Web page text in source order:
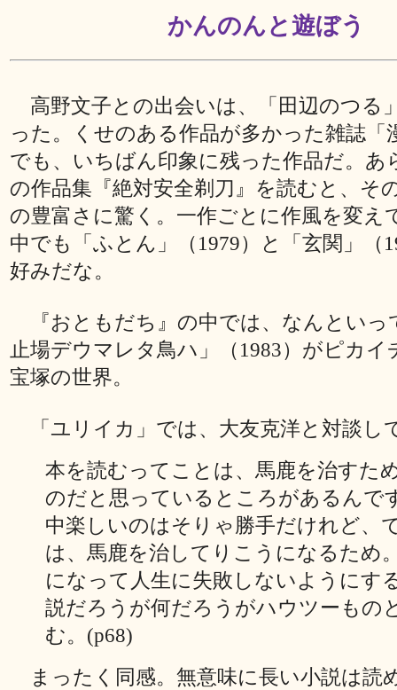
かんのんと遊ぼう
高野文子との出会いは、「田辺のつる
った。くせのある作品が多かった雑誌「
でも、いちばん印象に残った作品だ。あ
の作品集『絶対安全剃刀』を読むと、そ
の豊富さに驚く。一作ごとに作風を変え
中でも「ふとん」（1979）と「玄関」（
好みだな。
『おともだち』の中では、なんといっ
止場デウマレタ鳥ハ」（1983）がピカイ
宝塚の世界。
「ユリイカ」では、大友克洋と対談し
本を読むってことは、馬鹿を治すた
のだと思っているところがあるんで
中楽しいのはそりゃ勝手だけれど、
は、馬鹿を治してりこうになるため
になって人生に失敗しないようにす
説だろうが何だろうがハウツーもの
む。(p68)
まったく同感。無意味に長い小説は読